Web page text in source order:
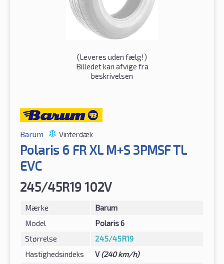
(Leveres uden fælg!)
Billedet kan afvige fra
beskrivelsen
Barum Vinterdæk
Polaris 6 FR XL M+S 3PMSF TL
EVC
245/45R19 102V
Mærke
Barum
Model
Polaris 6
Størrelse
245/45R19
Hastighedsindeks
V(240 km/h)